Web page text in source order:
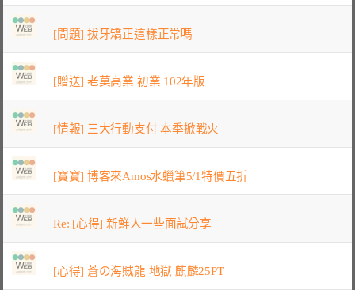
[問題] 拔牙矯正這樣正常嗎
[贈送] 老莫高業 初業 102年版
[情報] 三大行動支付 本季掀戰火
[寶寶] 博客來Amos水蠟筆5/1特價五折
Re: [心得] 新鮮人一些面試分享
[心得] 蒼の海賊龍 地獄 麒麟25PT